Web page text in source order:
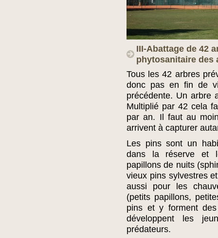
III-Abattage de 42
phytosanitaire des
Tous les 42 arbres
donc pas en fin de
précédente. Un arbre
Multiplié par 42 cela
par an. Il faut au
arrivent à capturer
Les pins sont un
dans la réserve et
papillons de nuits
vieux pins sylvestres
aussi pour les
(petits papillons,
pins et y forment
développent les
prédateurs.